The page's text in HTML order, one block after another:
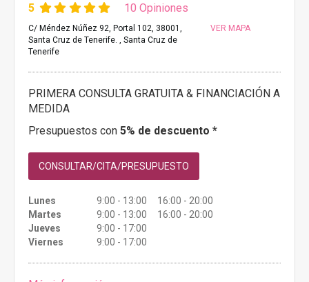
5 10 Opiniones
C/ Méndez Núñez 92, Portal 102, 38001,
Santa Cruz de Tenerife. , Santa Cruz de
Tenerife
VER MAPA
PRIMERA CONSULTA GRATUITA & FINANCIACIÓN A
MEDIDA
Presupuestos con 5% de descuento *
CONSULTAR/CITA/PRESUPUESTO
Lunes
9:00 - 13:00 16:00 - 20:00
Martes
9:00 - 13:00 16:00 - 20:00
Jueves
9:00 - 17:00
Viernes
9:00 - 17:00